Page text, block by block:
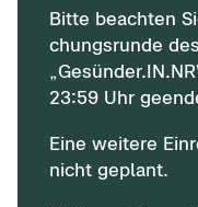
Bitte be­ach­ten
chungs­run­de
23:59 Uhr
Eine wei­te­re
nicht ge­plant.